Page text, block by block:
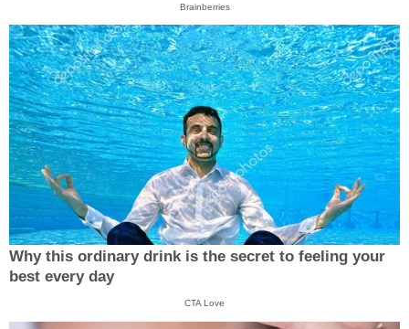
Brainberries
Why this ordinary drink is the secret to feeling your
best every day
CTA Love